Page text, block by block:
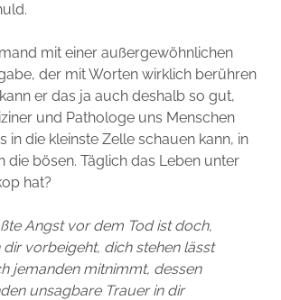
mit einer außergewöhnlichen
der mit Worten wirklich berühren
er das ja auch deshalb so gut,
und Pathologe uns Menschen
in die kleinste Zelle schauen kann, in
die bösen. Täglich das Leben unter
hat?
Angst vor dem Tod ist doch,
dir vorbeigeht, dich stehen lässt
jemanden mitnimmt, dessen
unsagbare Trauer in dir